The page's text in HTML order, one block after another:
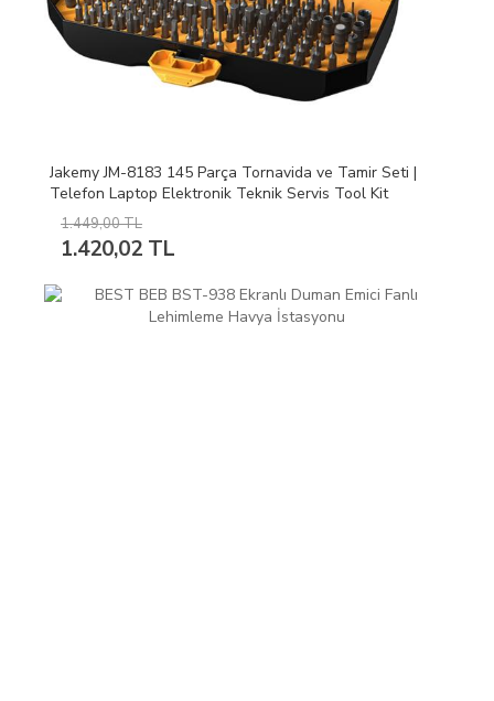
Jakemy JM-8183 145 Parça Tornavida ve Tamir Seti |
Telefon Laptop Elektronik Teknik Servis Tool Kit
1.449,00 TL
1.420,02 TL